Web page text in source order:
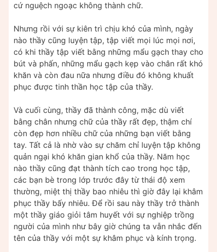
cứ nguệch ngoạc không thành chữ.
Nhưng rồi với sự kiên trì chịu khó của mình, ngày
nào thầy cũng luyện tập, tập viết mọi lúc mọi nơi,
có khi thầy tập viết bằng những mẩu gạch thay cho
bút và phấn, những mẩu gạch kẹp vào chân rất khó
khăn và còn đau nữa nhưng điều đó không khuất
phục được tinh thần học tập của thầy.
Và cuối cùng, thầy đã thành công, mặc dù viết
bằng chân nhưng chữ của thầy rất đẹp, thậm chí
còn đẹp hơn nhiều chữ của những bạn viết bằng
tay. Tất cả là nhờ vào sự chăm chỉ luyện tập không
quản ngại khó khăn gian khổ của thầy. Năm học
nào thầy cũng đạt thành tích cao trong học tập,
các bạn bè trong lớp trước đây từ thái độ xem
thường, miệt thị thầy bao nhiêu thì giờ đây lại khâm
phục thầy bấy nhiêu. Để rồi sau này thầy trở thành
một thầy giáo giỏi tâm huyết với sự nghiệp trồng
người của mình như bây giờ chúng ta vẫn nhắc đến
tên của thầy với một sự khâm phục và kính trọng.